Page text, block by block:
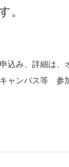
。
込み、詳細は
ャンパス等 参